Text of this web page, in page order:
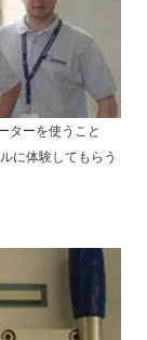
ターを使うこと
に体験してもらう